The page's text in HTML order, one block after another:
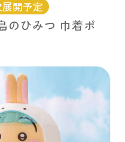
開予定
のひみつ 巾着ポ